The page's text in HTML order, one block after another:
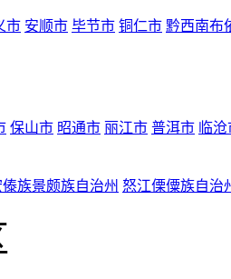
市 安顺市 毕节市 铜仁市 黔西南布
保山市 昭通市 丽江市 普洱市 临
族景颇族自治州 怒江傈僳族自治